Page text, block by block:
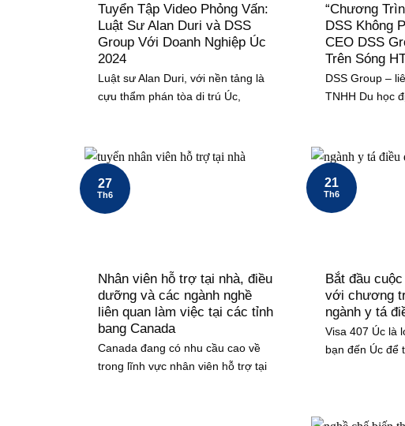
Tuyển Tập Video Phỏng Vấn:
Luật Sư Alan Duri và DSS
Group Với Doanh Nghiệp Úc
2024
Luật sư Alan Duri, với nền tảng là
cựu thẩm phán tòa di trú Úc,
“Chương
DSS Không
CEO DSS
Trên Sóng
DSS Group –
TNHH Du học
Nhân viên hỗ trợ tại nhà, điều
dưỡng và các ngành nghề
liên quan làm việc tại các tỉnh
bang Canada
Canada đang có nhu cầu cao về
trong lĩnh vực nhân viên hỗ trợ tại
27
Th6
Bắt đầu
với chương
ngành y tá
Visa 407 Úc là
bạn đến Úc để
21
Th6